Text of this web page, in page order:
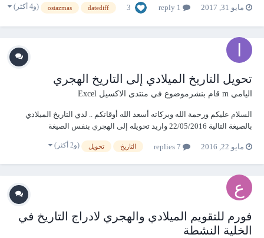
ملف يحتاجه كل مهتم بالتواريخ في الأكسس...
مايو 31, 2017 3
datediff
ostazmas (و4 أكثر)
تحويل التاريخ الميلادي إلى التاريخ الهجري
اليامي m قام بنشرموضوع في منتدى الاكسيل Excel
السلام عليكم ورحمة الله وبركاته أسعد الله أوقاتكم .. لدي التاريخ الميلادي
بالصيغة التالية 22/05/2016 واريد تحويله إلى الهجري بنفس الصيغة
2010 وأشكركم مقدما أزادكم الله من علمه ومن فضله ..
مايو 22, 2016 التاريخ تحويل (و2 أكثر)
فورم للتقويم الميلادي والهجري لادراج التاريخ في
الخلية النشطة